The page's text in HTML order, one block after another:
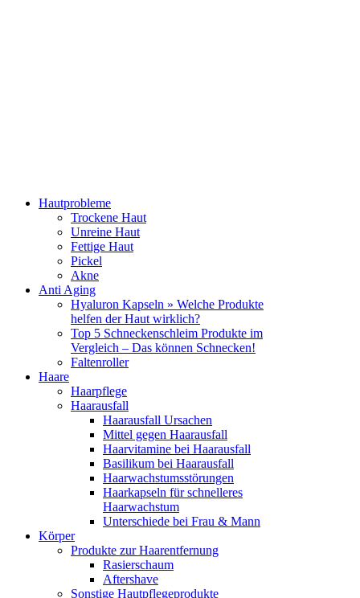
Hautprobleme
Trockene Haut
Unreine Haut
Fettige Haut
Pickel
Akne
Anti Aging
Hyaluron Kapseln » Welche Produkte
helfen der Haut wirklich?
Top 5 Schneckenschleim Produkte im
Vergleich – Das können Schnecken!
Faltenroller
Haare
Haarpflege
Haarausfall
Haarausfall Ursachen
Mittel gegen Haarausfall
Haarvitamine bei Haarausfall
Basilikum bei Haarausfall
Haarwachstumsstörungen
Haarkapseln für schnelleres
Haarwachstum
Unterschiede bei Frau & Mann
Körper
Produkte zur Haarentfernung
Rasierschaum
Aftershave
Sonstige Hautpflegeprodukte